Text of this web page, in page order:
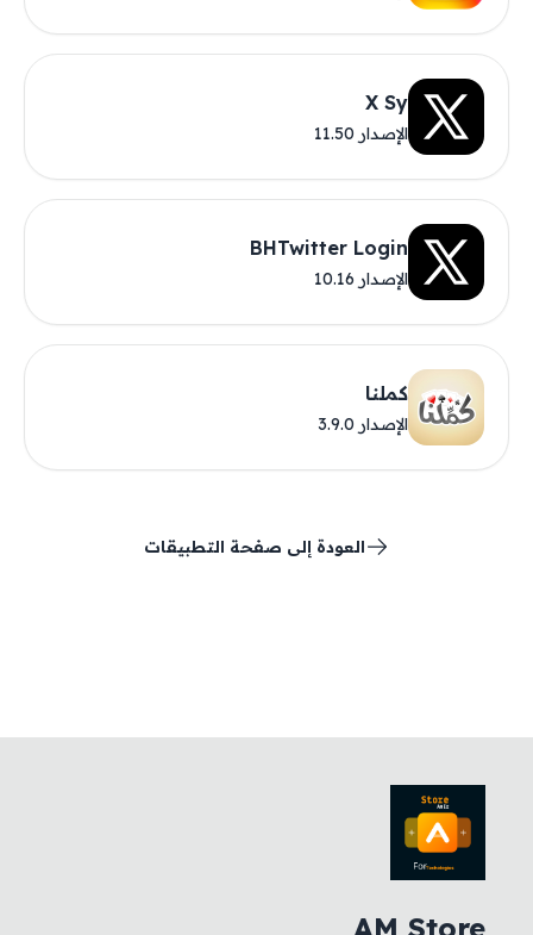
X Sy
الإصدار 11.50
BHTwitter Login
الإصدار 10.16
كملنا
الإصدار 3.9.0
العودة إلى صفحة التطبيقات
AM Store